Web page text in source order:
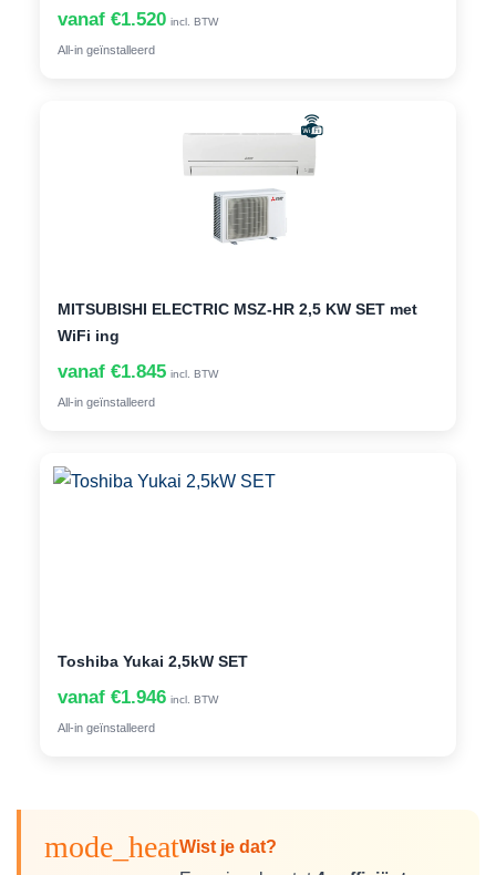
vanaf €1.520 incl. BTW
All-in geïnstalleerd
MITSUBISHI ELECTRIC MSZ-HR 2,5 KW SET met
WiFi ing
vanaf €1.845 incl. BTW
All-in geïnstalleerd
Toshiba Yukai 2,5kW SET
vanaf €1.946 incl. BTW
All-in geïnstalleerd
mode_heatWist je dat?